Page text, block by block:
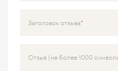
Специализация
Заголовок отзыва
Отзыв (не более 1000